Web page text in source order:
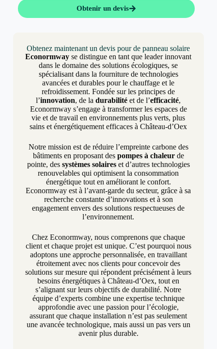
Obtenir un devis
Obtenez maintenant un devis pour de panneau solaire
Econormway se distingue en tant que leader innovant
dans le domaine des solutions écologiques, se
spécialisant dans la fourniture de technologies
avancées et durables pour le chauffage et le
refroidissement. Fondée sur les principes de
l’innovation, de ladurabilité et de l’efficacité,
Econormway s’engage à transformer les espaces de
vie et de travail en environnements plus verts, plus
sains et énergétiquement efficaces à Château-d’Oex
Notre mission est de réduire l’empreinte carbone des
bâtiments en proposant des pompes à chaleurde
pointe, des systèmes solaireset d’autres technologies
renouvelables qui optimisent la consommation
énergétique tout en améliorant le confort.
Econormway est à l’avant-garde du secteur, grâce à sa
recherche constante d’innovations et à son
engagement envers des solutions respectueuses de
l’environnement.
Chez Econormway, nous comprenons que chaque
client et chaque projet est unique. C’est pourquoi nous
adoptons une approche personnalisée, en travaillant
étroitement avec nos clients pour concevoir des
solutions sur mesure qui répondent précisément à leurs
besoins énergétiques à Château-d’Oex, tout en
s’alignant sur leurs objectifs de durabilité. Notre
équipe d’experts combine une expertise technique
approfondie avec une passion pour l’écologie,
assurant que chaque installation n’est pas seulement
une avancée technologique, mais aussi un pas vers un
avenir plus durable.